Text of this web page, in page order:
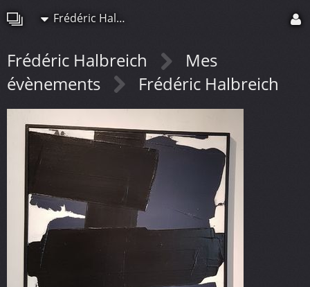
Frédéric Halbreich
Frédéric Halbreich
Mes
évènements
Frédéric Halbreich